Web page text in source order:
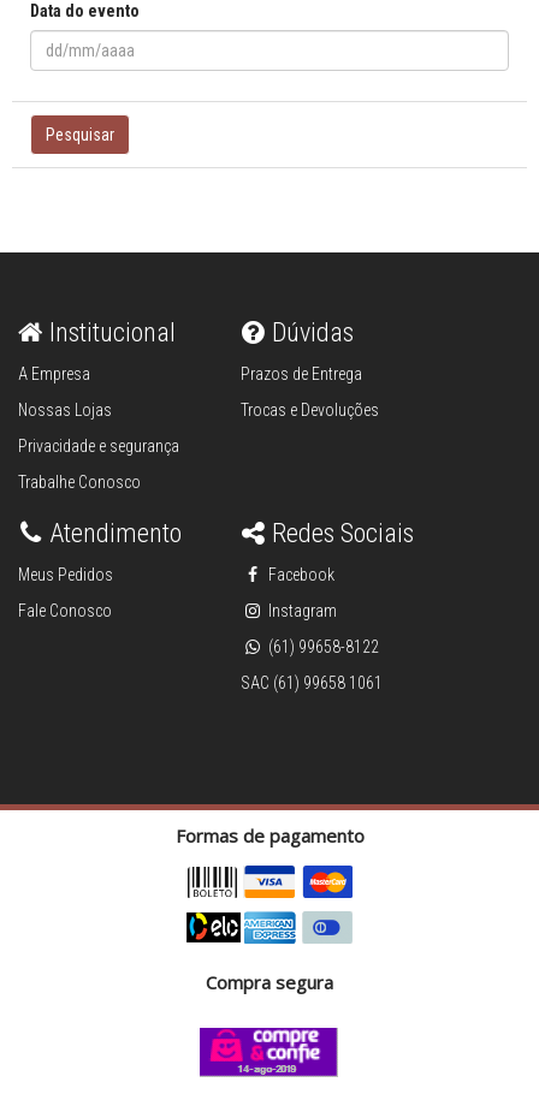
Data do evento
Pesquisar
Institucional
A Empresa
Nossas Lojas
Privacidade e segurança
Trabalhe Conosco
Dúvidas
Prazos de Entrega
Trocas e Devoluções
Atendimento
Meus Pedidos
Fale Conosco
Redes Sociais
Facebook
Instagram
(61) 99658-8122
SAC (61) 99658 1061
Formas de pagamento
Compra segura